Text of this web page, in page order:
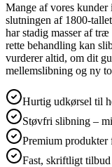
Mange af vores
slutningen af 1800-
har stadig masser af
rette behandling kan
vurderer altid, om dit
mellemslibning og ny
Hurtig udkørsel til
Støvfri slibning –
Premium
Fast, skriftligt